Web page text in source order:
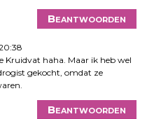
Beantwoorden
Kruidvat haha. Maar ik heb wel
gekocht, omdat ze
Beantwoorden